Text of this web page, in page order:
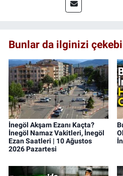
Bunlar da ilginizi
İnegöl Akşam Ezanı Kaçta?
İnegöl Namaz Vakitleri, İnegöl
Ezan Saatleri | 10 Ağustos
2026 Pazartesi